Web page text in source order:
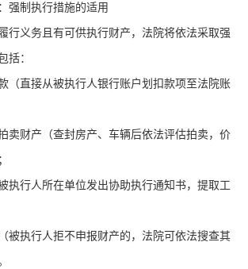
强制执行措施的适用
行义务且有可供执行财产，法院将依法采取强
括：
（直接从被执行人银行账户划扣款项至法院账
卖财产（查封房产、车辆后依法评估拍卖，价
执行人所在单位发出协助执行通知书，提取工
被执行人拒不申报财产的，法院可依法搜查其